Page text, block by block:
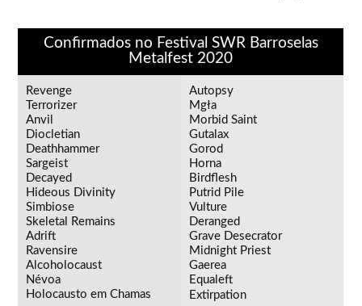
Confirmados no Festival SWR Barroselas
Metalfest 2020
Revenge
Terrorizer
Anvil
Diocletian
Deathhammer
Sargeist
Decayed
Hideous Divinity
Simbiose
Skeletal Remains
Adrift
Ravensire
Alcoholocaust
Névoa
Holocausto em Chamas
Autopsy
Mgła
Morbid Saint
Gutalax
Gorod
Horna
Birdflesh
Putrid Pile
Vulture
Deranged
Grave Desecrator
Midnight Priest
Gaerea
Equaleft
Extirpation